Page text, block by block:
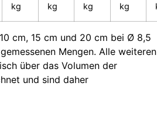
kg
kg
kg
kg
cm, 15 cm und 20 cm bei Ø 8,5
Mengen. Alle weiteren
über das Volumen der
und sind daher